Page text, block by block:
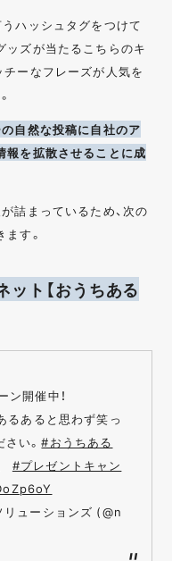
うハッシュタグをつけて
ッズが当たるこちらのキ
ーなフレーズが人気を
自然な投稿に自社のア
報を拡散させることに成
詰まっているため、次の
す。
ト【おうちある
開催中！
あるあると思わず笑っ
さい。#おうちある
#プレゼントキャン
リューションズ (@n